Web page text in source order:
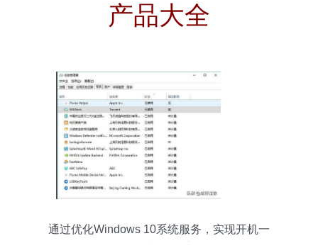
产品大全
通过优化Windows 10系统服务，实现开机一